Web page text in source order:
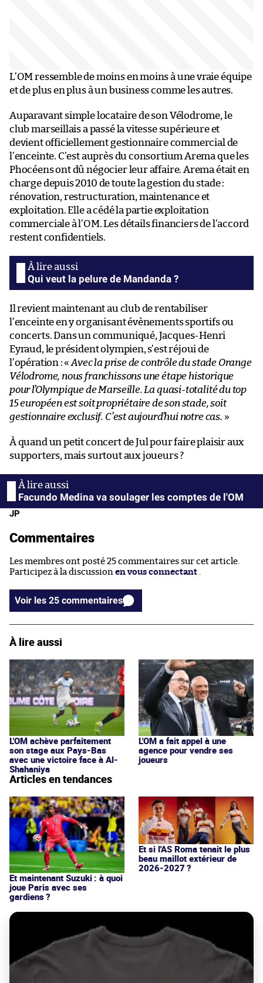
L’OM ressemble de moins en moins à une vraie équipe
et de plus en plus à un business comme les autres.
Auparavant simple locataire de son Vélodrome, le
club marseillais a passé la vitesse supérieure et
devient officiellement gestionnaire commercial de
l’enceinte. C’est auprès du consortium Arema que les
Phocéens ont dû négocier leur affaire. Arema était en
charge depuis 2010 de toute la gestion du stade :
rénovation, restructuration, maintenance et
exploitation. Elle a cédé la partie exploitation
commerciale à l’OM. Les détails financiers de l’accord
restent confidentiels.
Qui veut la pelure de Mandanda ?
Il revient maintenant au club de rentabiliser
l’enceinte en y organisant évènements sportifs ou
concerts. Dans un communiqué, Jacques-Henri
Eyraud, le président olympien, s’est réjoui de
l’opération : «Avec la prise de contrôle du stade Orange
Vélodrome, nous franchissons une étape historique
pour l’Olympique de Marseille. La quasi-totalité du top
15 européen est soit propriétaire de son stade, soit
gestionnaire exclusif. C’est aujourd’hui notre cas. »
À quand un petit concert de Jul pour faire plaisir aux
supporters, mais surtout aux joueurs ?
Facundo Medina va soulager les comptes de l'OM
JP
Commentaires
Les membres ont posté 25 commentaires sur cet article.
Participez à la discussion en vous connectant
Voir les 25 commentaires
À lire aussi
L'OM achève parfaitement
son stage aux Pays-Bas
avec une victoire face à Al-
Shahaniya
L'OM a fait appel à une
agence pour vendre ses
joueurs
Articles en tendances
Et maintenant Suzuki : à quoi
joue Paris avec ses
gardiens ?
Et si l'AS Roma tenait le plus
beau maillot extérieur de
2026-2027 ?